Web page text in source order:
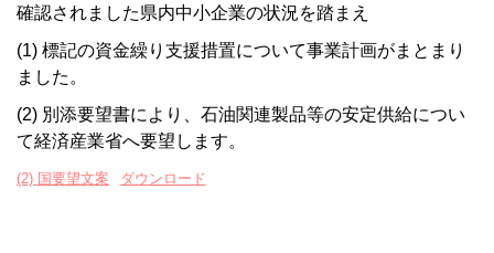
確認されました県内中小企業の状況を踏まえ
(1) 標記の資金繰り支援措置について事業計画がまとまり
ました。
(2) 別添要望書により、石油関連製品等の安定供給につい
て経済産業省へ要望します。
(2) 国要望文案 ダウンロード